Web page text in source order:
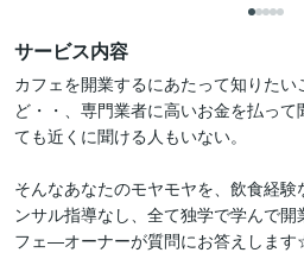
サービス内容
カフェを開業するにあたって知りた
ど・・、専門業者に高いお金を払っ
ても近くに聞ける人もいない。
そんなあなたのモヤモヤを、飲食経
ンサル指導なし、全て独学で学んで
フェ―オーナーが質問にお答えしま